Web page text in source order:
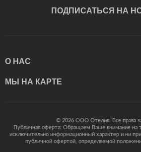
ПОДПИСАТЬСЯ НА
О НАС
МЫ НА КАРТЕ
© 2026 ООО Отелия. Все права
Публичная оферта: Обращаем Ваше внимание на
исключительно информационный характер и ни
публичной офертой, определяемой